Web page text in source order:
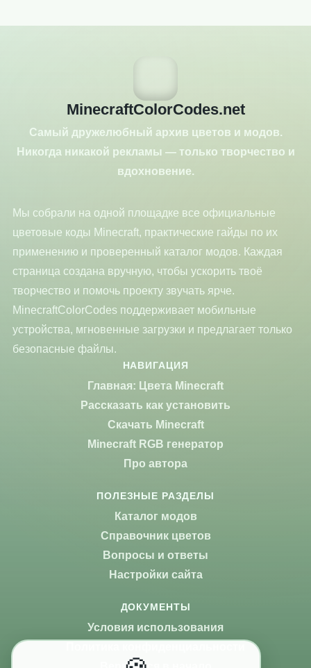
MinecraftColorCodes.net
Самый дружелюбный архив цветов и модов.
Никогда никакой рекламы — только творчество и
вдохновение.
Мы собрали на одной площадке все официальные
цветовые коды Minecraft, практические гайды по их
применению и проверенный каталог модов. Каждая
страница создана вручную, чтобы ускорить твоё
творчество и помочь проекту звучать ярче.
MinecraftColorCodes поддерживает мобильные
устройства, мгновенные загрузки и предлагает только
безопасные файлы.
НАВИГАЦИЯ
Главная: Цвета Minecraft
Рассказать как установить
Скачать Minecraft
Minecraft RGB генератор
Про автора
ПОЛЕЗНЫЕ РАЗДЕЛЫ
Каталог модов
Справочник цветов
Вопросы и ответы
Настройки сайта
ДОКУМЕНТЫ
Условия использования